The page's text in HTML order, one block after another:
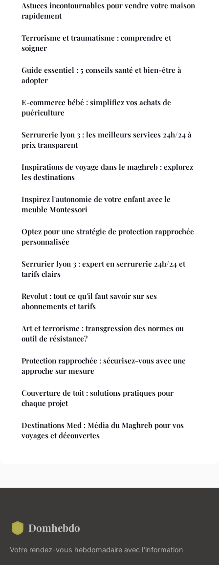
Astuces incontournables pour vendre votre maison
rapidement
Terrorisme et traumatisme : comprendre et
soigner
Guide essentiel : 5 conseils santé et bien-être à
adopter
E-commerce bébé : simplifiez vos achats de
puériculture
Serrurerie lyon 3 : les meilleurs services 24h/24 à
prix transparent
Inspirations de voyage dans le maghreb : explorez
les destinations
Inspirez l'autonomie de votre enfant avec le
meuble Montessori
Optez pour une stratégie de protection rapprochée
personnalisée
Serrurier lyon 3 : expert en serrurerie 24h/24 et
tarifs clairs
Revolut : tout ce qu'il faut savoir sur ses
abonnements et tarifs
Art et terrorisme : transgression des normes ou
outil de résistance?
Protection rapprochée : sécurisez-vous avec une
approche sur mesure
Couverture de toit : solutions pratiques pour
chaque projet
Destinations Med : Média du Maghreb pour vos
voyages et découvertes
Domhebdo
Votre rendez-vous hebdomadaire avec l'information